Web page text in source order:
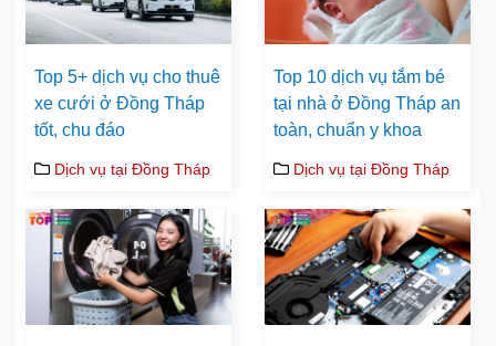
Top 5+ dịch vụ cho thuê
xe cưới ở Đồng Tháp
tốt, chu đáo
Dịch vụ tại Đồng Tháp
Top 10 dịch vụ tắm bé
tại nhà ở Đồng Tháp an
toàn, chuẩn y khoa
Dịch vụ tại Đồng Tháp